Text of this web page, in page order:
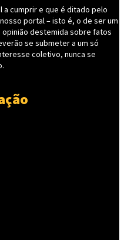
a cumprir e que é ditado pelo
portal – isto é, o de ser um
opinião destemida sobre fatos
se submeter a um só
coletivo, nunca se